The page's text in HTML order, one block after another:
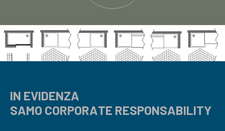
IN EVIDENZA
SAMO CORPORATE RESPONSABILITY